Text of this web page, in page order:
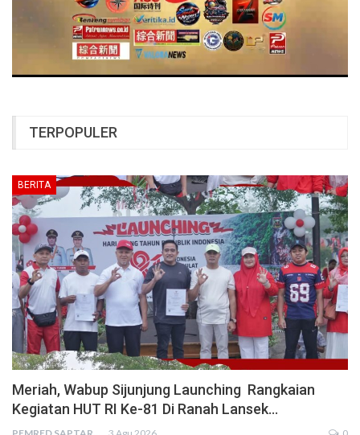
TERPOPULER
BERITA
Meriah, Wabup Sijunjung Launching Rangkaian
Kegiatan HUT RI Ke-81 Di Ranah Lansek…